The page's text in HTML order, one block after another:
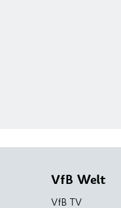
VfB Welt
VfB TV